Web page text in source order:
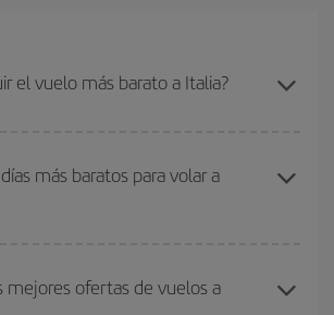
el vuelo más barato a Italia?
altas, compras con antelación y
las fechas y horarios de ida y vuelta.
más baratos para volar a
en nuestro
buscador de vuelos
dónde vuelas, a dónde quieres ir y en qué
mejores ofertas de vuelos a